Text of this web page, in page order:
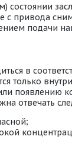
состоянии
привода
подачи
в
только
появлению
отвечать